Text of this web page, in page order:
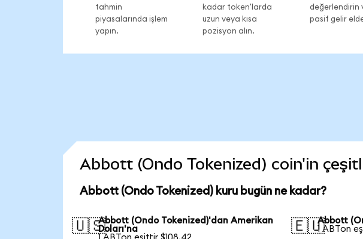
tahmin
piyasalarında işlem
yapın.
kadar token'larda
uzun veya kısa
pozisyon alın.
değerlendirin
pasif gelir
Abbott (Ondo Tokenized) coin'in
Abbott (Ondo Tokenized) kuru bugün ne kadar?
🇺🇸Abbott (Ondo Tokenized)'dan Amerikan
Doları'na
🇪🇺Abbott
1 ABTon